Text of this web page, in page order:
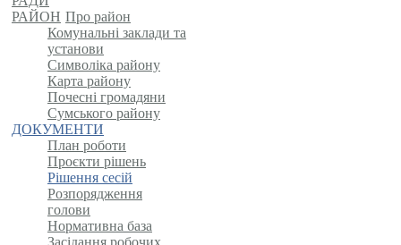
РАЙОН Про район
Комунальні заклади та
установи
Символіка району
Карта району
Почесні громадяни
Сумського району
ДОКУМЕНТИ
План роботи
Проєкти рішень
Рішення сесій
Розпорядження
голови
Нормативна база